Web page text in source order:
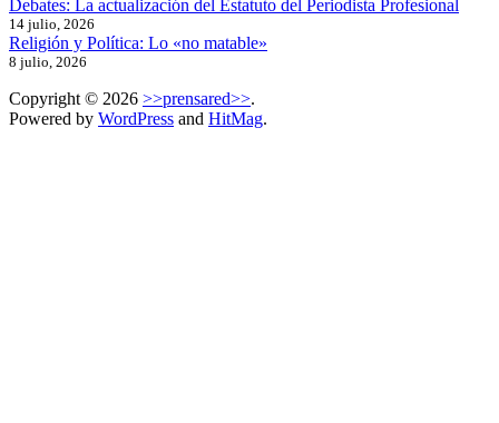
Debates: La actualización del Estatuto del Periodista Profesional
14 julio, 2026
Religión y Política: Lo «no matable»
8 julio, 2026
Copyright © 2026 >>prensared>>.
Powered by WordPress and HitMag.